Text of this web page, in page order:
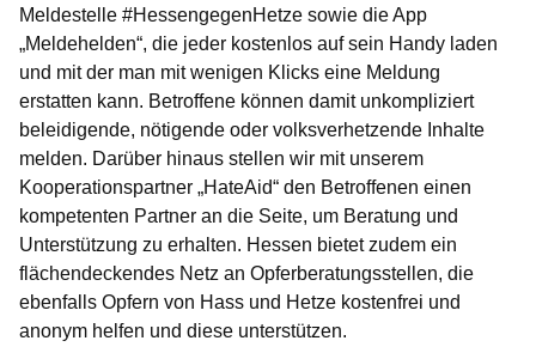
Meldestelle #HessengegenHetze sowie die App
„Meldehelden“, die jeder kostenlos auf sein Handy laden
und mit der man mit wenigen Klicks eine Meldung
erstatten kann. Betroffene können damit unkompliziert
beleidigende, nötigende oder volksverhetzende Inhalte
melden. Darüber hinaus stellen wir mit unserem
Kooperationspartner „HateAid“ den Betroffenen einen
kompetenten Partner an die Seite, um Beratung und
Unterstützung zu erhalten. Hessen bietet zudem ein
flächendeckendes Netz an Opferberatungsstellen, die
ebenfalls Opfern von Hass und Hetze kostenfrei und
anonym helfen und diese unterstützen.